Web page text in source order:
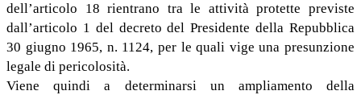
dell’articolo 18 rientrano tra le attività protette previste
dall’articolo 1 del decreto del Presidente della Repubblica
30 giugno 1965, n. 1124, per le quali vige una presunzione
legale di pericolosità.
Viene quindi a determinarsi un ampliamento della